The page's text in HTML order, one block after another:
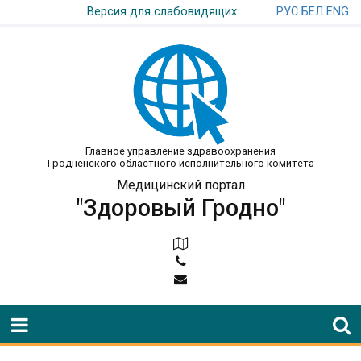
Версия для слабовидящих РУС БЕЛ ENG
Главное управление здравоохранения
Гродненского областного исполнительного комитета
Медицинский портал
"Здоровый Гродно"